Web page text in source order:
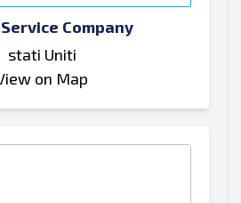
Company
stati Uniti
on Map